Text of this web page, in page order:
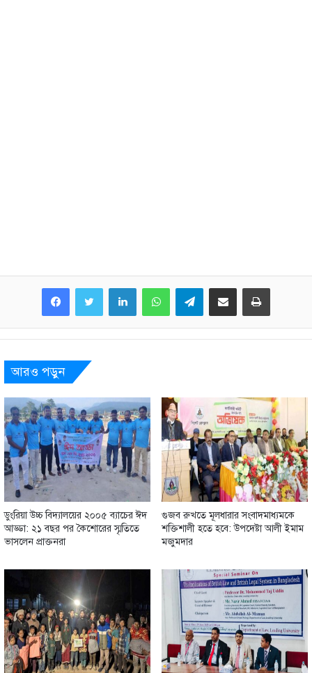
LinkedInWhatsAppTelegramShare via Email Print
আরও পড়ুন
ডুংরিয়া উচ্চ বিদ্যালয়ের ২০০৫ ব্যাচের ঈদ
আড্ডা: ২১ বছর পর কৈশোরের স্মৃতিতে
ভাসলেন প্রাক্তনরা
গুজব রুখতে মূলধারার সংবাদমাধ্যমকে
শক্তিশালী হতে হবে: উপদেষ্টা আলী ইমাম
মজুমদার